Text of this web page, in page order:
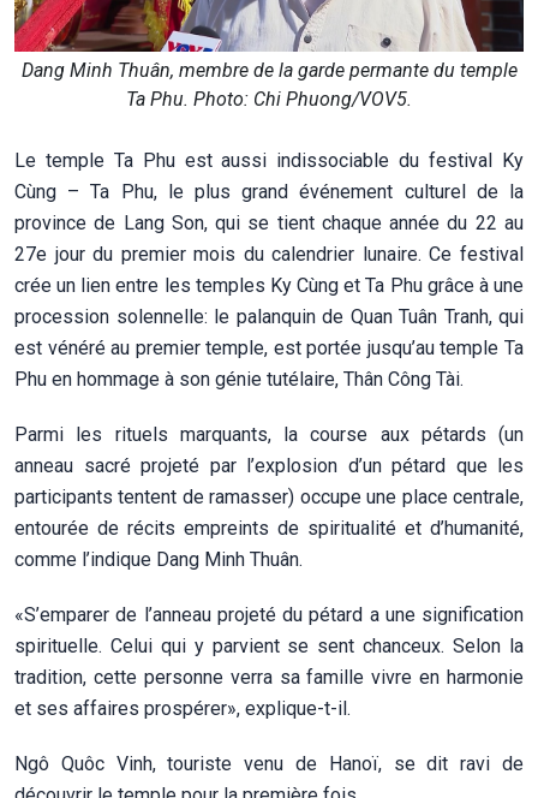
Dang Minh Thuân, membre de la garde permante du temple
Ta Phu. Photo: Chi Phuong/VOV5.
Le temple Ta Phu est aussi indissociable du festival Ky
Cùng – Ta Phu, le plus grand événement culturel de la
province de Lang Son, qui se tient chaque année du 22 au
27e jour du premier mois du calendrier lunaire. Ce festival
crée un lien entre les temples Ky Cùng et Ta Phu grâce à une
procession solennelle: le palanquin de Quan Tuân Tranh, qui
est vénéré au premier temple, est portée jusqu’au temple Ta
Phu en hommage à son génie tutélaire, Thân Công Tài.
Parmi les rituels marquants, la course aux pétards (un
anneau sacré projeté par l’explosion d’un pétard que les
participants tentent de ramasser) occupe une place centrale,
entourée de récits empreints de spiritualité et d’humanité,
comme l’indique Dang Minh Thuân.
«S’emparer de l’anneau projeté du pétard a une signification
spirituelle. Celui qui y parvient se sent chanceux. Selon la
tradition, cette personne verra sa famille vivre en harmonie
et ses affaires prospérer», explique-t-il.
Ngô Quôc Vinh, touriste venu de Hanoï, se dit ravi de